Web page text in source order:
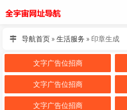
导航首页 » 生活服务 » 印章生成
文字广告位招商
文字广告位招商
文字广告位招商